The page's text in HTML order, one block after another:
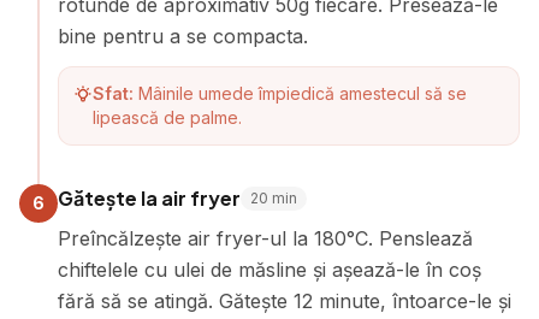
rotunde de aproximativ 50g fiecare. Presează-le
bine pentru a se compacta.
Sfat: Mâinile umede împiedică amestecul să se
lipească de palme.
6 Gătește la air fryer 20 min
Preîncălzește air fryer-ul la 180°C. Penslează
chiftelele cu ulei de măsline și așează-le în coș
fără să se atingă. Gătește 12 minute, întoarce-le și